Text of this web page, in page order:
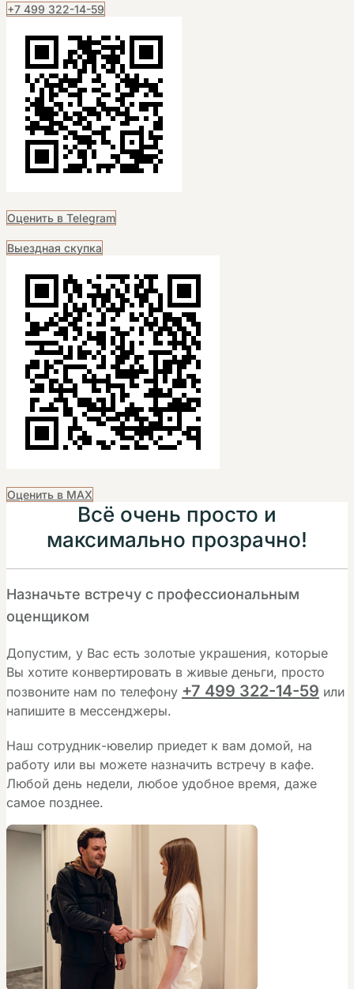
+7 499 322-14-59
Оценить в Telegram
Выездная скупка
Оценить в MAX
Всё очень просто и
максимально прозрачно!
Назначьте встречу с профессиональным
оценщиком
Допустим, у Вас есть золотые украшения, которые
Вы хотите конвертировать в живые деньги, просто
позвоните нам по телефону +7 499 322-14-59 или
напишите в мессенджеры.
Наш сотрудник-ювелир приедет к вам домой, на
работу или вы можете назначить встречу в кафе.
Любой день недели, любое удобное время, даже
самое позднее.